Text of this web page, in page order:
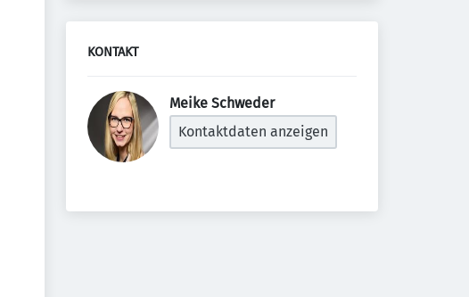
KONTAKT
Meike Schweder
Kontaktdaten anzeigen